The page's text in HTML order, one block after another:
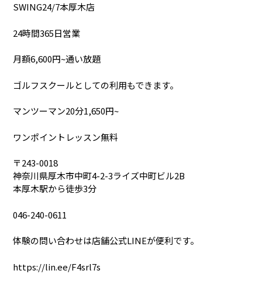
SWING24/7本厚木店
24時間365日営業
月額6,600円~通い放題
ゴルフスクールとしての利用もできます。
マンツーマン20分1,650円~
ワンポイントレッスン無料
〒243-0018
神奈川県厚木市中町4-2-3ライズ中町ビル2B
本厚木駅から徒歩3分
046-240-0611
体験の問い合わせは店舗公式LINEが便利です。
https://lin.ee/F4srl7s